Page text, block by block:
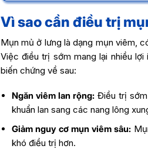
Vì sao cần điều trị
Mụn mủ ở lưng là dạng mụn viêm,
Việc điều trị sớm mang lại nhiều
biến chứng về sau:
Ngăn viêm lan rộng: Điều trị
khuẩn lan sang các nang lông
Giảm nguy cơ mụn viêm sâu:
khó điều trị hơn.